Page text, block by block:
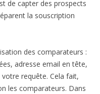
de capter des prospects
la souscription
des comparateurs :
adresse email en tête,
requête. Cela fait,
les comparateurs. Dans